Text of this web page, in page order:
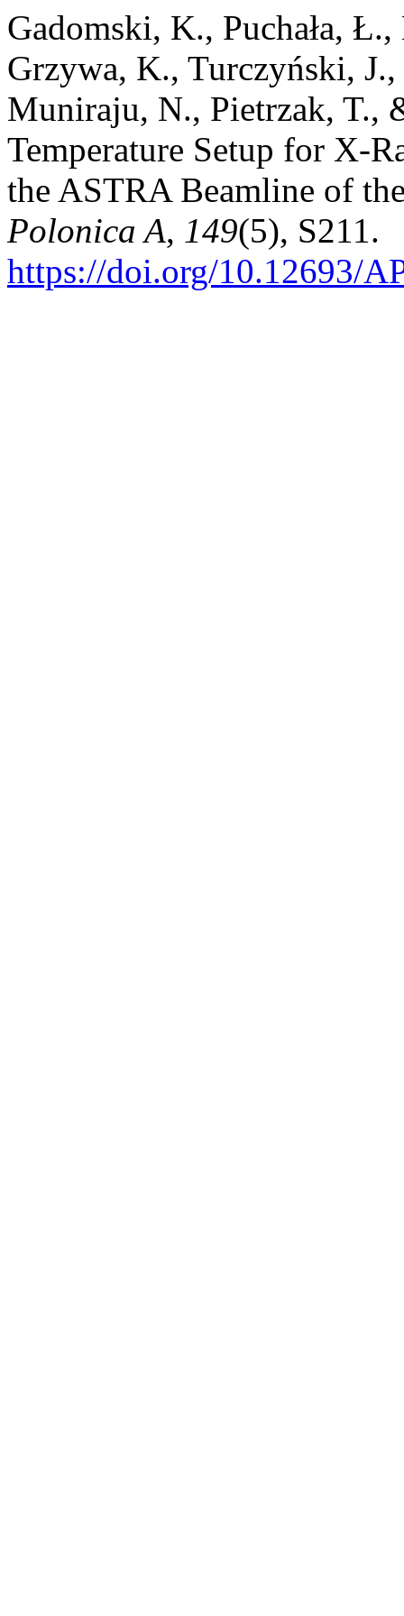
Gadomski, K., Puchała,
Grzywa, K., Turczyński,
Muniraju, N., Pietrzak, T.,
Temperature Setup for X-
the ASTRA Beamline of
Polonica A, 149(5), S211.
https://doi.org/10.12693/